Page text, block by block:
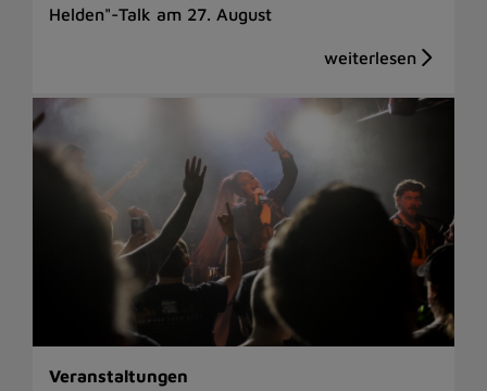
Helden"-Talk am 27. August
Veranstaltungen